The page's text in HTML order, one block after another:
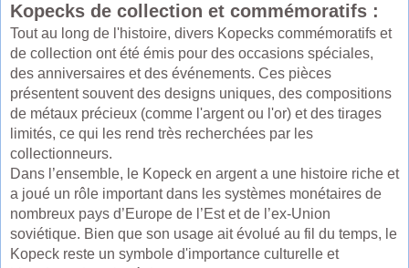
Kopecks de collection et commémoratifs :
Tout au long de l'histoire, divers Kopecks commémoratifs et
de collection ont été émis pour des occasions spéciales,
des anniversaires et des événements. Ces pièces
présentent souvent des designs uniques, des compositions
de métaux précieux (comme l'argent ou l'or) et des tirages
limités, ce qui les rend très recherchées par les
collectionneurs.
Dans l’ensemble, le Kopeck en argent a une histoire riche et
a joué un rôle important dans les systèmes monétaires de
nombreux pays d’Europe de l’Est et de l’ex-Union
soviétique. Bien que son usage ait évolué au fil du temps, le
Kopeck reste un symbole d'importance culturelle et